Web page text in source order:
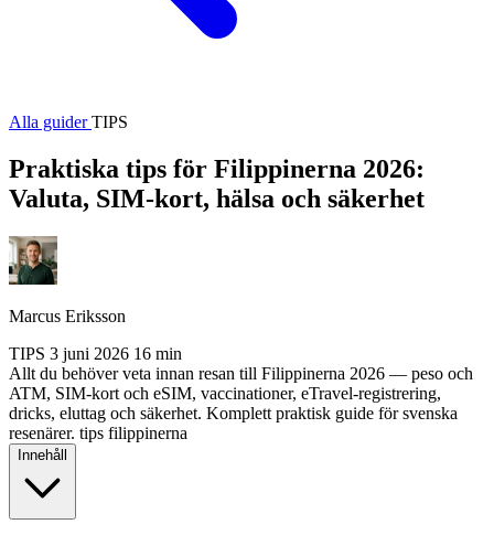
Alla guiderTIPS
Praktiska tips för Filippinerna 2026:
Valuta, SIM-kort, hälsa och säkerhet
Marcus Eriksson
TIPS 3 juni 2026 16 min
Allt du behöver veta innan resan till Filippinerna 2026 — peso och
ATM, SIM-kort och eSIM, vaccinationer, eTravel-registrering,
dricks, eluttag och säkerhet. Komplett praktisk guide för svenska
resenärer. tips filippinerna
Innehåll